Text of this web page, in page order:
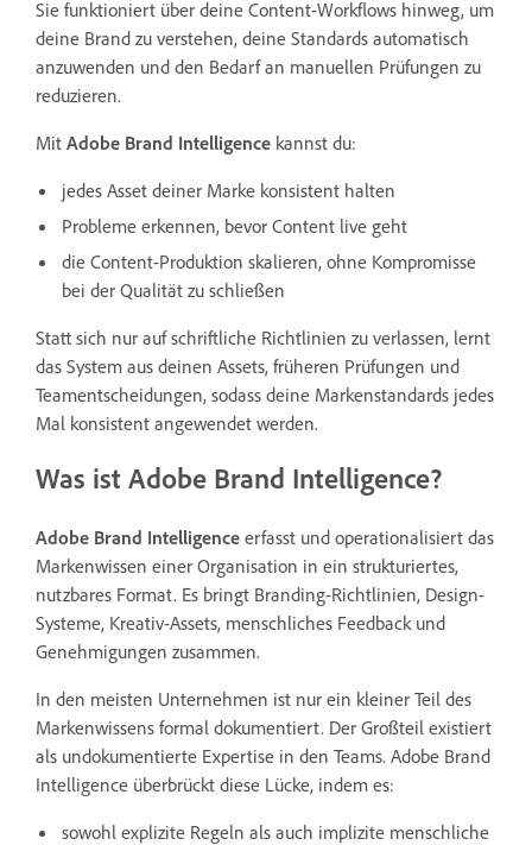
Sie funktioniert über deine Content-Workflows hinweg, um
deine Brand zu verstehen, deine Standards automatisch
anzuwenden und den Bedarf an manuellen Prüfungen zu
reduzieren.
Mit Adobe Brand Intelligence kannst du:
jedes Asset deiner Marke konsistent halten
Probleme erkennen, bevor Content live geht
die Content-Produktion skalieren, ohne Kompromisse
bei der Qualität zu schließen
Statt sich nur auf schriftliche Richtlinien zu verlassen, lernt
das System aus deinen Assets, früheren Prüfungen und
Teamentscheidungen, sodass deine Markenstandards jedes
Mal konsistent angewendet werden.
Was ist Adobe Brand Intelligence?
Adobe Brand Intelligence erfasst und operationalisiert das
Markenwissen einer Organisation in ein strukturiertes,
nutzbares Format. Es bringt Branding-Richtlinien, Design-
Systeme, Kreativ-Assets, menschliches Feedback und
Genehmigungen zusammen.
In den meisten Unternehmen ist nur ein kleiner Teil des
Markenwissens formal dokumentiert. Der Großteil existiert
als undokumentierte Expertise in den Teams. Adobe Brand
Intelligence überbrückt diese Lücke, indem es:
sowohl explizite Regeln als auch implizite menschliche